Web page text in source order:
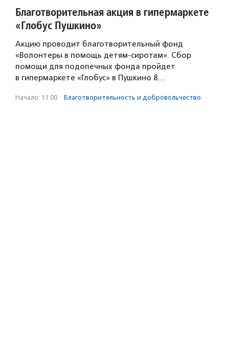
Благотворительная акция в гипермаркете
«Глобус Пушкино»
Акцию проводит благотворительный фонд
«Волонтеры в помощь детям-сиротам». Сбор
помощи для подопечных фонда пройдет
в гипермаркете «Глобус» в Пушкино 8…
Начало: 11:00 · Благотвори­тель­ность и доброволь­чест­во